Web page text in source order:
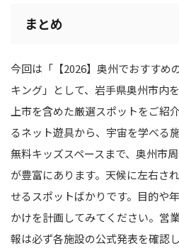
まとめ
今回は「【2026】奥州でおすすめ
キング」として、岩手県奥州市内
上市を含めた厳選スポットをご紹
るネット遊具から、宇宙を学べる
無料キッズスペースまで、奥州市
が豊富にあります。天候に左右さ
せるスポットばかりです。目的や
かけを計画してみてください。営
報は必ず各施設の公式発表を確認し